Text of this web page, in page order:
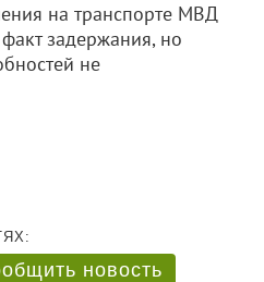
на транспорте МВД
задержания, но
не
новость